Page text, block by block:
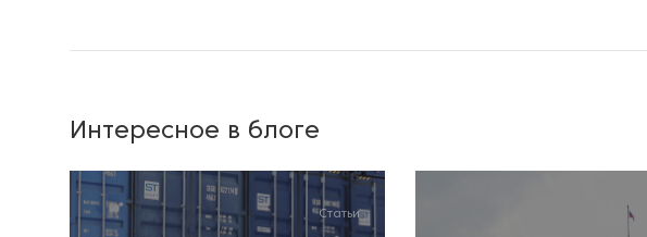
Интересное в блоге
Статьи